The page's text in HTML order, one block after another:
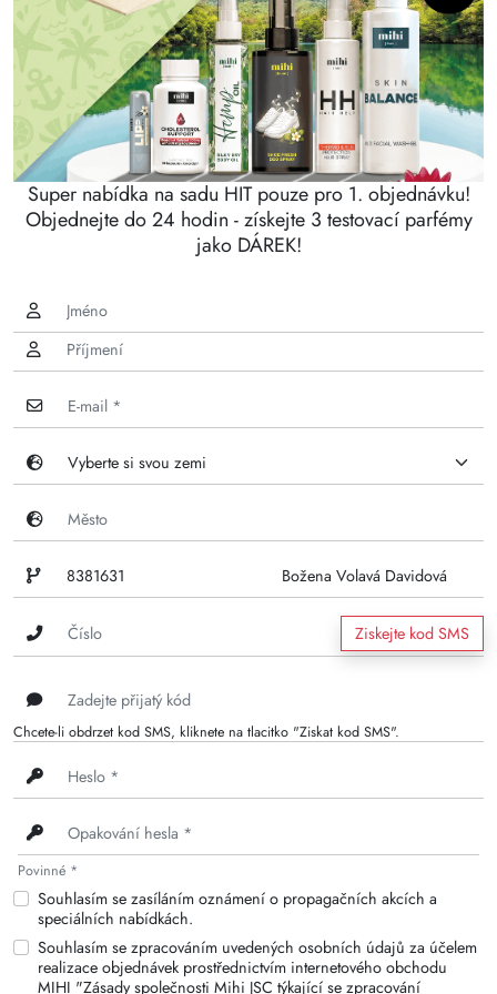
Super nabídka na sadu HIT pouze pro 1. objednávku!
Objednejte do 24 hodin - získejte 3 testovací parfémy
jako DÁREK!
Ziskejte kod SMS
Chcete-li obdrzet kod SMS, kliknete na tlacitko "Ziskat kod SMS".
Povinné *
Souhlasím se zasíláním oznámení o propagačních akcích a
speciálních nabídkách.
Souhlasím se zpracováním uvedených osobních údajů za účelem
realizace objednávek prostřednictvím internetového obchodu
MIHI "Zásady společnosti Mihi JSC týkající se zpracování